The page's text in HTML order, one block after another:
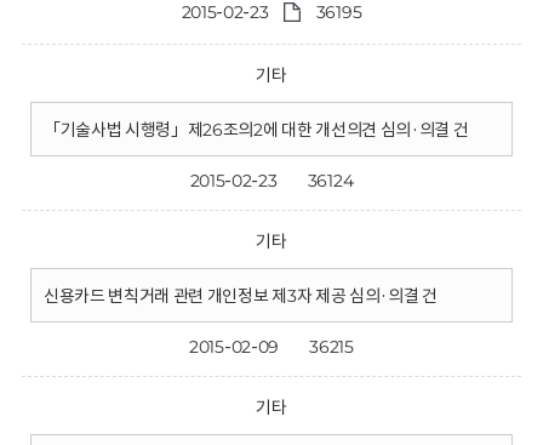
2015-02-23 36195
기타
「기술사법 시행령」제26조의2에 대한 개선의견 심의·의결 건
2015-02-23 36124
기타
신용카드 변칙거래 관련 개인정보 제3자 제공 심의·의결 건
2015-02-09 36215
기타